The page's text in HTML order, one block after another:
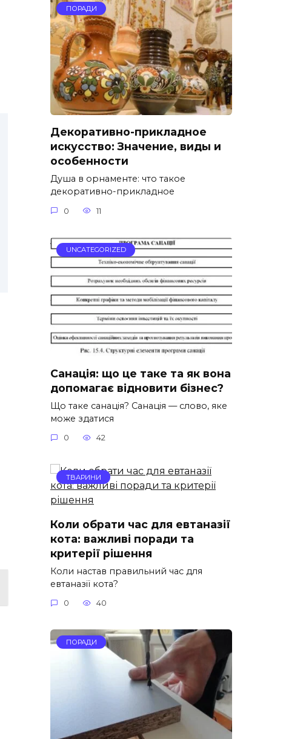
ПОРАДИ
Декоративно-прикладное
искусство: Значение, виды и
особенности
Душа в орнаменте: что такое
декоративно-прикладное
0 11
UNCATEGORIZED
Санація: що це таке та як вона
допомагає відновити бізнес?
Що таке санація? Санація — слово, яке
може здатися
0 42
ТВАРИНИ
Коли обрати час для евтаназії
кота: важливі поради та
критерії рішення
Коли настав правильний час для
евтаназії кота?
0 40
ПОРАДИ